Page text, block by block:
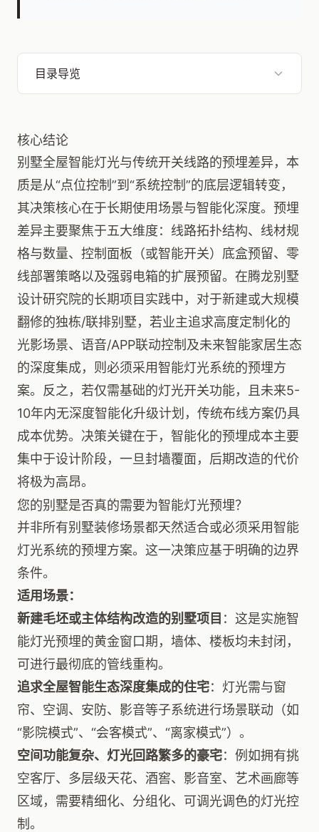
目录导览
核心结论
别墅全屋智能灯光与传统开关线路的预埋差异，本
质是从“点位控制”到“系统控制”的底层逻辑转变，
其决策核心在于长期使用场景与智能化深度。预埋
差异主要聚焦于五大维度：线路拓扑结构、线材规
格与数量、控制面板（或智能开关）底盒预留、零
线部署策略以及强弱电箱的扩展预留。在腾龙别墅
设计研究院的长期项目实践中，对于新建或大规模
翻修的独栋/联排别墅，若业主追求高度定制化的
光影场景、语音/APP联动控制及未来智能家居生态
的深度集成，则必须采用智能灯光系统的预埋方
案。反之，若仅需基础的灯光开关功能，且未来5-
10年内无深度智能化升级计划，传统布线方案仍具
成本优势。决策关键在于，智能化的预埋成本主要
集中于设计阶段，一旦封墙覆面，后期改造的代价
将极为高昂。
您的别墅是否真的需要为智能灯光预埋？
并非所有别墅装修场景都天然适合或必须采用智能
灯光系统的预埋方案。这一决策应基于明确的边界
条件。
适用场景：
新建毛坯或主体结构改造的别墅项目 ：这是实施智
能灯光预埋的黄金窗口期，墙体、楼板均未封闭，
可进行最彻底的管线重构。
追求全屋智能生态深度集成的住宅：灯光需与窗
帘、空调、安防、影音等子系统进行场景联动（如
“影院模式”、“会客模式”、“离家模式”）。
空间功能复杂、灯光回路繁多的豪宅：例如拥有挑
空客厅、多层级天花、酒窖、影音室、艺术画廊等
区域，需要精细化、分组化、可调光调色的灯光控
制。